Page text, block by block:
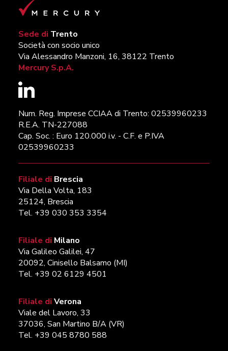
Sede di Trento
Società con socio unico
Via Alessandro Manzoni, 16, 38122 Trento
Mercury S.p.A.
Num. Reg. Imprese CCIAA di Trento: 02539960233
R.E.A. TN-227088
Cap. Soc. : Euro 120.000 i.v. - C.F. e P.IVA
02539960233
Filiale di Brescia
Via Della Volta, 183
25124, Brescia
Tel. +39 030 353 3354
Filiale di Milano
Via Galileo Galilei, 47
20092, Cinisello Balsamo (MI)
Tel. +39 02 6129 4501
Filiale di Verona
Viale del Lavoro, 33
37036, San Martino B/A (VR)
Tel. +39 045 8780 588